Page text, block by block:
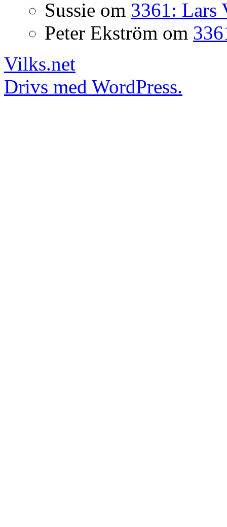
Sussie om 3361: Lars
Peter Ekström om
Vilks.net
Drivs med WordPress.